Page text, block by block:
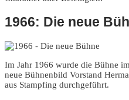
1966: Die neue
Im Jahr 1966 wurde die Bühne
neue Bühnenbild Vorstand
aus Stampfing durchgeführt.